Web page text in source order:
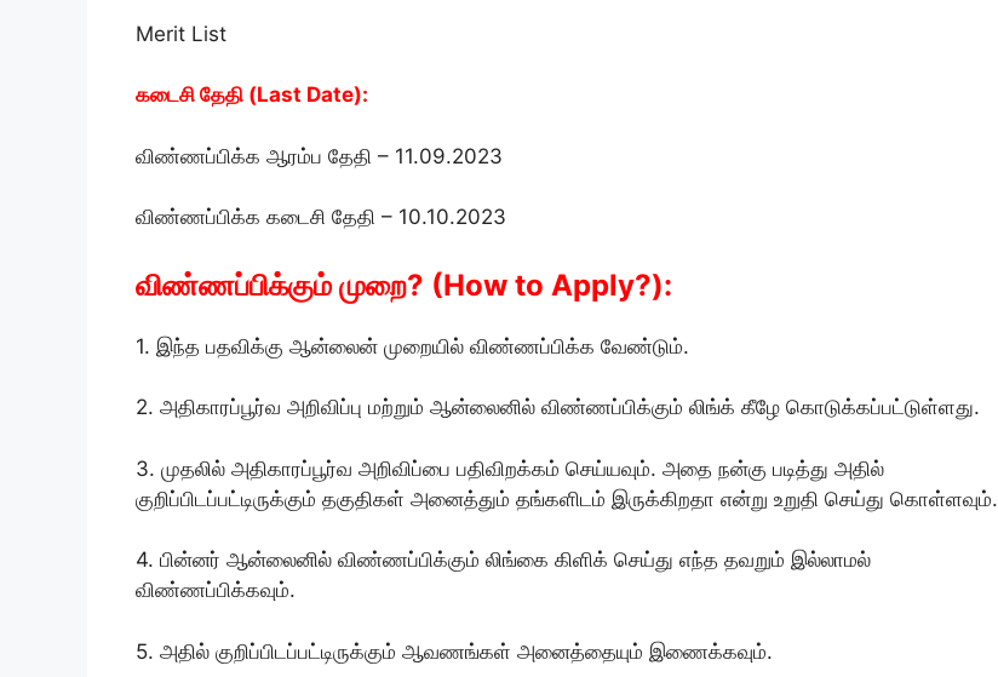
Merit List
கடைசி தேதி (Last Date):
விண்ணப்பிக்க ஆரம்ப தேதி – 11.09.2023
விண்ணப்பிக்க கடைசி தேதி – 10.10.2023
விண்ணப்பிக்கும் முறை? (How to Apply?):
1. இந்த பதவிக்கு ஆன்லைன் முறையில் விண்ணப்பிக்க வேண்டும்.
2. அதிகாரப்பூர்வ அறிவிப்பு மற்றும் ஆன்லைனில் விண்ணப்பிக்கும் லிங்க் கீழே கொடுக்கப்பட்டுள்ளது.
3. முதலில் அதிகாரப்பூர்வ அறிவிப்பை பதிவிறக்கம் செய்யவும். அதை நன்கு படித்து அதில்
குறிப்பிடப்பட்டிருக்கும் தகுதிகள் அனைத்தும் தங்களிடம் இருக்கிறதா என்று உறுதி செய்து கொள்ளவும்.
4. பின்னர் ஆன்லைனில் விண்ணப்பிக்கும் லிங்கை கிளிக் செய்து எந்த தவறும் இல்லாமல்
விண்ணப்பிக்கவும்.
5. அதில் குறிப்பிடப்பட்டிருக்கும் ஆவணங்கள் அனைத்தையும் இணைக்கவும்.